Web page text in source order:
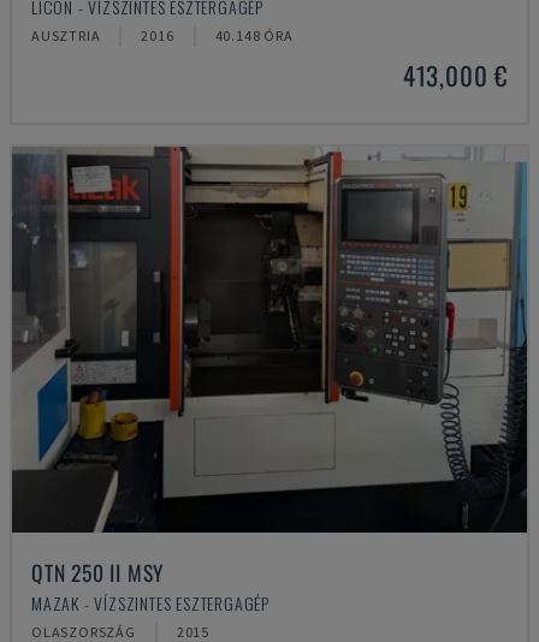
LICON - VÍZSZINTES ESZTERGAGÉP
AUSZTRIA 2016 40.148 ÓRA
413,000 €
QTN 250 II MSY
MAZAK - VÍZSZINTES ESZTERGAGÉP
OLASZORSZÁG 2015